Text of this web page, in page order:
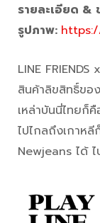
รายละเอียด
รูปภาพ:
LINE
สินค้าลิขสิทธิ์ขอ
เหล่าบันนี่ไทยก็
ไปไกลถึงเกาหลี
Newjeans ได้